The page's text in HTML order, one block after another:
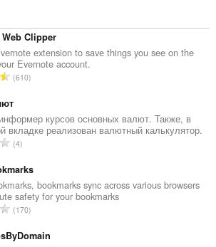
Clipper
extension to save things you see on the
Evernote account.
Ö
s
z
e
s
r
t
é
k
e
610
курсов основных валют. Также, в
вкладке реализован валютный калькулятор.
Ö
s
z
e
s
r
4
bookmarks sync across various browsers
safety for your bookmarks
Ö
s
170